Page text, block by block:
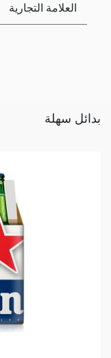
العلامة التجارية
بدائل سهلة